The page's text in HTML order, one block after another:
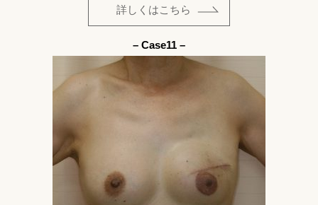
詳しくはこちら
– Case11 –